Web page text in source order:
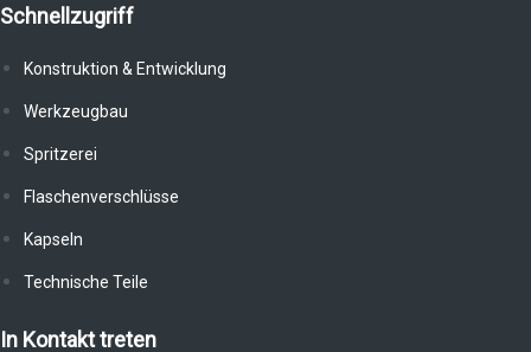
Schnellzugriff
Konstruktion & Entwicklung
Werkzeugbau
Spritzerei
Flaschenverschlüsse
Kapseln
Technische Teile
In Kontakt treten